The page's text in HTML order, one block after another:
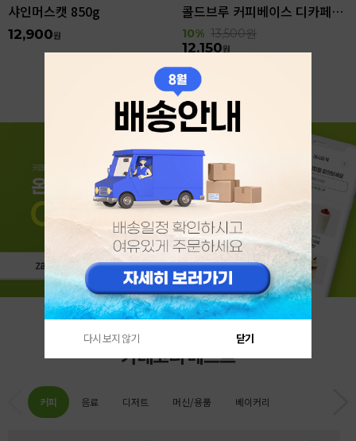
샤인머스캣 850g
12,900원
콜드브루 커피베이스 디카페인 리저브 440ml
10% 13,500원
12,150원
카테고리 베스트
커피 음료 디저트 머신/용품 베이커리
다시 보지 않기 닫기